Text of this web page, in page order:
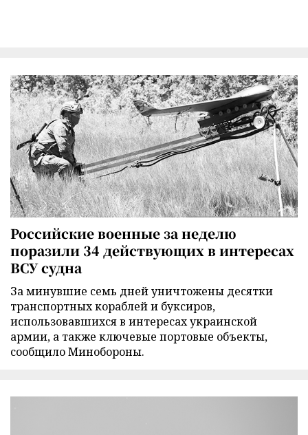
Российские военные за неделю
поразили 34 действующих в интересах
ВСУ судна
За минувшие семь дней уничтожены десятки
транспортных кораблей и буксиров,
использовавшихся в интересах украинской
армии, а также ключевые портовые объекты,
сообщило Минобороны.